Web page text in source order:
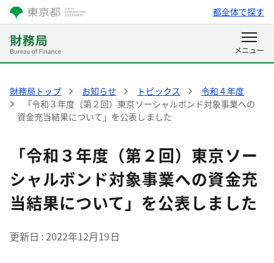
都全体で探す
財務局トップ お知らせ トピックス
令和４年度
「令和３年度（第２回）東京ソーシャルボンド対象事業への
資金充当結果について」を公表しました
「令和３年度（第２回）東京ソー
シャルボンド対象事業への資金充
当結果について」を公表しました
更新日 2022年12月19日